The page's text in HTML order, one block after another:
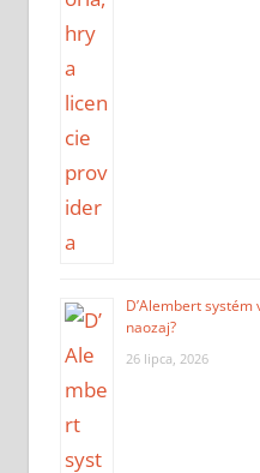
D’Alembert
naozaj?
26 lipca, 2026